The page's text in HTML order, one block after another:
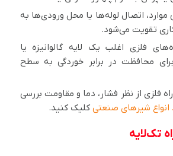
موارد، اتصال لوله‌ها یا محل ورودی‌ها به
تقویت می‌شود.
فلزی اغلب یک لایه گالوانیزه یا
محافظت در برابر خوردگی به سطح
فلزی از نظر فشار، دما و مقاومت بررسی
انواع شیرهای صنعتیکلیک کنید.
تک‌لایه